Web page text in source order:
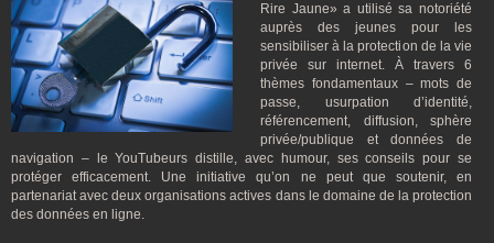
Rire Jaune» a utilisé sa notoriété
auprès des jeunes pour les
sensibiliser à la protection de la vie
privée sur internet. À travers 6
thèmes fondamentaux – mots de
passe, usurpation d’identité,
référencement, diffusion, sphère
privée/publique et données de
navigation – le YouTubeurs distille, avec humour, ses conseils pour se
protéger efficacement. Une initiative qu’on ne peut que soutenir, en
partenariat avec deux organisations actives dans le domaine de la protection
des données en ligne.